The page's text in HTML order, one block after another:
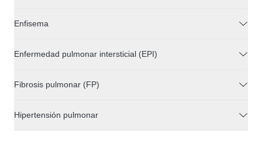
Enfisema
Enfermedad pulmonar intersticial (EPI)
Fibrosis pulmonar (FP)
Hipertensión pulmonar